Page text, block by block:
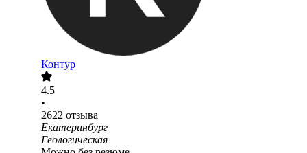
Контур
4.5
•
2622 отзыва
Екатеринбург
Геологическая